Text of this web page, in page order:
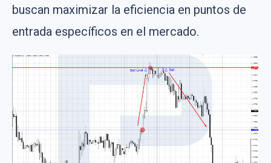
buscan maximizar la eficiencia en puntos de
entrada específicos en el mercado​​.